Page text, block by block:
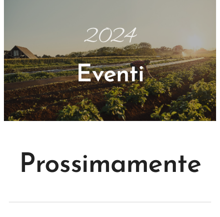
2024
Eventi
Prossimamente